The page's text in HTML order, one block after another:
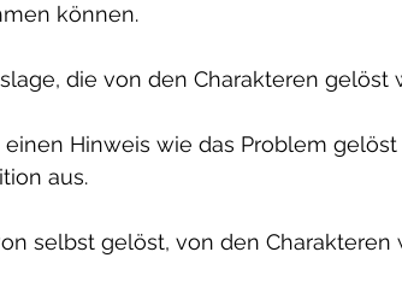
können.
die von den Charakteren gelöst
einen Hinweis wie das Problem
aus.
selbst gelöst, von den